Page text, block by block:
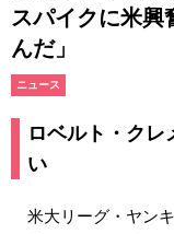
スパイクに米興
んだ」
ニュース
ロベルト・クレ
い
米大リーグ・ヤン